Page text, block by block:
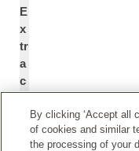
E
x
tr
a
c
*
B
By clicking ‘Accept all
of cookies and similar
the processing of your